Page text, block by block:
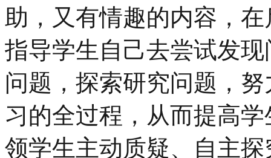
助，又有情趣的内容，
指导学生自己去尝试发
问题，探索研究问题，
习的全过程，从而提高
领学生主动质疑、自主